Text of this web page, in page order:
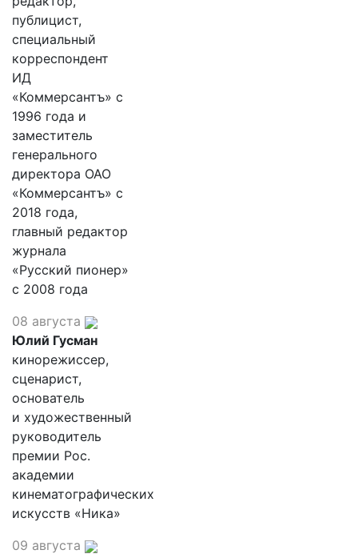
публицист,
специальный
корреспондент
ИД
«Коммерсантъ» с
1996 года и
заместитель
генерального
директора ОАО
«Коммерсантъ» с
2018 года,
главный редактор
журнала
«Русский пионер»
с 2008 года
08 августа
Юлий Гусман
кинорежиссер,
сценарист,
основатель
и художественный
руководитель
премии Рос.
академии
кинематографических
искусств «Ника»
09 августа